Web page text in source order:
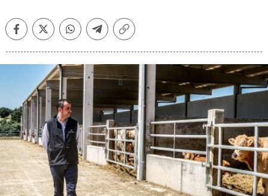
FacebookTwitterWhatsappTelegramCopiar